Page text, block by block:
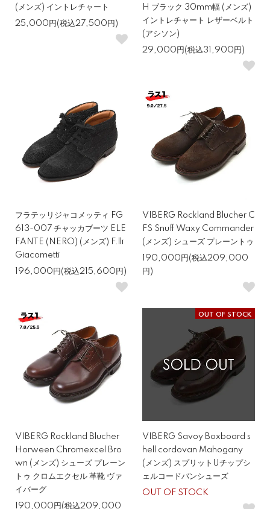
(メンズ) イントレチャート
25,000円(税込27,500円)
H ブラック 30mm幅 (メンズ)
イントレチャート レザーベルト
(アシソン)
29,000円(税込31,900円)
フラテッリジャコメッティ FG
613-007 チャッカブーツ ELE
FANTE (NERO) (メンズ) F.lli
Giacometti
196,000円(税込215,600円)
VIBERG Rockland Blucher C
FS Snuff Waxy Commander
(メンズ) シューズ プレーントゥ
190,000円(税込209,000
円)
VIBERG Rockland Blucher
Horween Chromexcel Bro
wn (メンズ) シューズ プレーン
トゥ クロムエクセル 革靴 ヴァ
イバーグ
190,000円(税込209,000
OUT OF STOCK
VIBERG Savoy Boxboard s
hell cordovan Mahogany
(メンズ) スプリットUチップシ
ェルコードバンシューズ
OUT OF STOCK